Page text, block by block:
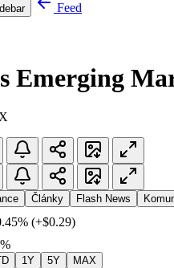
Feed
Emerging
Články Flash News
(+$0.29)
1Y 5Y MAX